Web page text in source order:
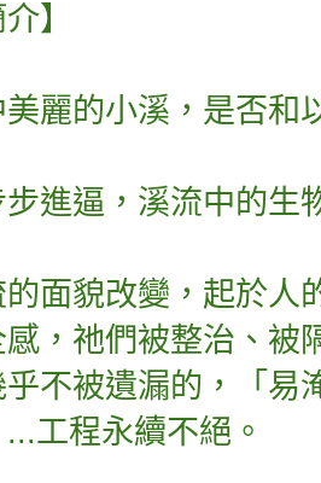
介】
麗的小溪，是否和
進逼，溪流中的生
面貌改變，起於人
，祂們被整治、被
不被遺漏的，「易
工程永續不絕。